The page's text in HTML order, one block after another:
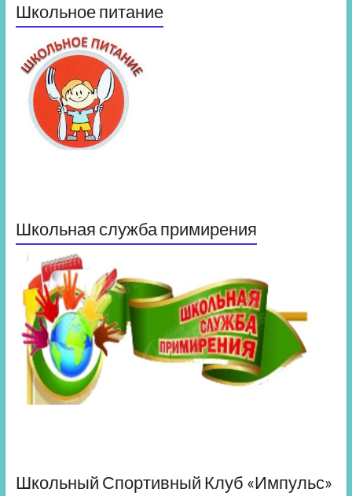
Школьное питание
Школьная служба примирения
Школьный Спортивный Клуб «Импульс»